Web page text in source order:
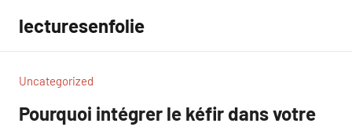
contenu
lecturesenfolie
Uncategorized
Pourquoi intégrer le kéfir dans votre